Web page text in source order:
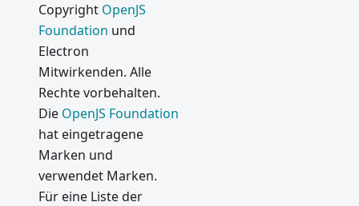
Copyright OpenJS
Foundation und
Electron
Mitwirkenden. Alle
Rechte vorbehalten.
Die OpenJS Foundation
hat eingetragene
Marken und
verwendet Marken.
Für eine Liste der